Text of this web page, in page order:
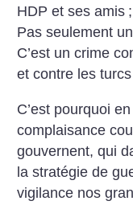
HDP et ses amis ;
Pas seulement
C’est un crime
et contre les
C’est pourquoi
complaisance
gouvernent, qui
la stratégie de
vigilance nos